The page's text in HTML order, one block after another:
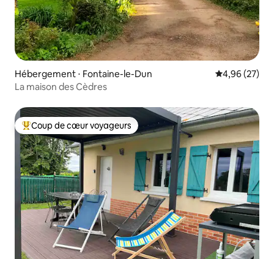
Hébergement ⋅ Fontaine-le-Dun Évaluation
4,96 (27)
La maison des Cèdres
Coups de cœur voyageurs les plus appréciés
Coup de cœur voyageurs